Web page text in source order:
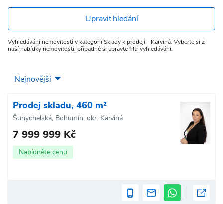
Upravit hledání
Vyhledávání nemovitostí v kategorii Sklady k prodeji - Karviná. Vyberte si z
naší nabídky nemovitostí, případně si upravte filtr vyhledávání.
Prodej skladu, 460 m²
Šunychelská, Bohumín, okr. Karviná
7 999 999 Kč
Nabídněte cenu